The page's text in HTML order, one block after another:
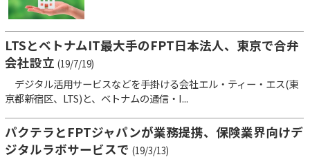
LTSとベトナムIT最大手のFPT日本法人、東京で合弁
会社設立 (19/7/19)
デジタル活用サービスなどを手掛ける会社エル・ティー・エス(東
京都新宿区、LTS)と、ベトナムの通信・I...
パクテラとFPTジャパンが業務提携、保険業界向けデ
ジタルラボサービスで (19/3/13)